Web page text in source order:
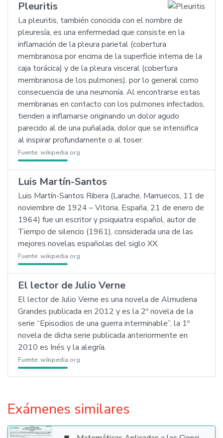
Pleuritis
La pleuritis, también conocida con el nombre de
pleuresía, es una enfermedad que consiste en la
inflamación de la pleura parietal (cobertura
membranosa por encima de la superficie interna de la
caja torácica) y de la pleura visceral (cobertura
membranosa de los pulmones), por lo general como
consecuencia de una neumonía. Al encontrarse estas
membranas en contacto con los pulmones infectados,
tienden a inflamarse originando un dolor agudo
parecido al de una puñalada, dolor que se intensifica
al inspirar profundamente o al toser.
Fuente: wikipedia.org
Luis Martín-Santos
Luis Martín-Santos Ribera (Larache, Marruecos, 11 de
noviembre de 1924 – Vitoria, España, 21 de enero de
1964) fue un escritor y psiquiatra español, autor de
Tiempo de silencio (1961), considerada una de las
mejores novelas españolas del siglo XX.
Fuente: wikipedia.org
El lector de Julio Verne
El lector de Julio Verne es una novela de Almudena
Grandes publicada en 2012 y es la 2º novela de la
serie “Episodios de una guerra interminable”, la 1º
novela de dicha serie publicada anteriormente en
2010 es Inés y la alegría.
Fuente: wikipedia.org
Exámenes similares